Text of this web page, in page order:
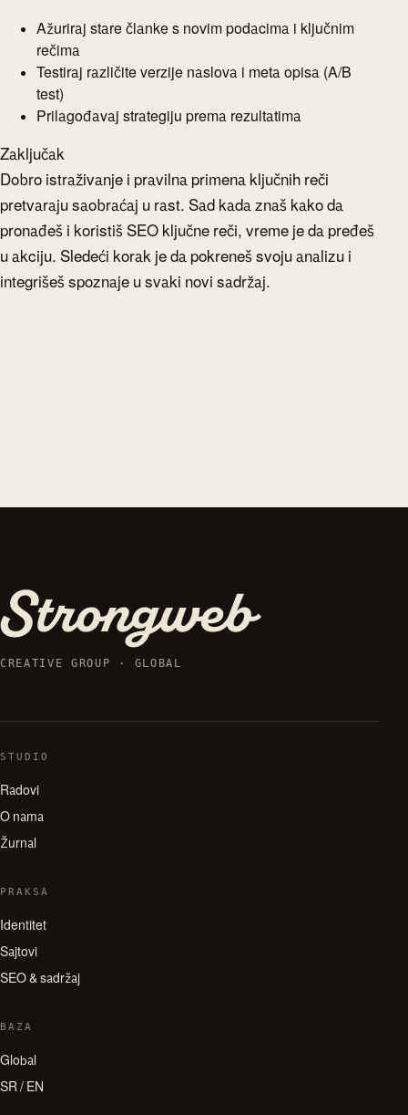
Ažuriraj stare članke s novim podacima i ključnim
rečima
Testiraj različite verzije naslova i meta opisa (A/B
test)
Prilagođavaj strategiju prema rezultatima
Zaključak
Dobro istraživanje i pravilna primena ključnih reči
pretvaraju saobraćaj u rast. Sad kada znaš kako da
pronađeš i koristiš SEO ključne reči, vreme je da pređeš
u akciju. Sledeći korak je da pokreneš svoju analizu i
integrišeš spoznaje u svaki novi sadržaj.
CREATIVE GROUP · GLOBAL
STUDIO
Radovi
O nama
Žurnal
PRAKSA
Identitet
Sajtovi
SEO & sadržaj
BAZA
Global
SR / EN